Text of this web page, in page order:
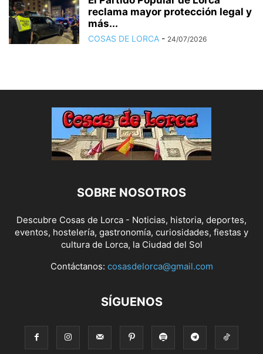
reclama mayor protección legal y
más...
COSAS DE LORCA - 24/07/2026
SOBRE NOSOTROS
Descubre Cosas de Lorca - Noticias, historia, deportes,
eventos, hostelería, gastronomía, curiosidades, fiestas y
cultura de Lorca, la Ciudad del Sol
Contáctanos: cosasdelorca@gmail.com
SÍGUENOS